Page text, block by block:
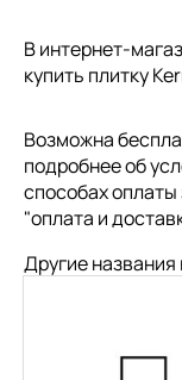
В интернет-
купить плитку
Возможна
подробнее об
способах
"оплата и
Другие